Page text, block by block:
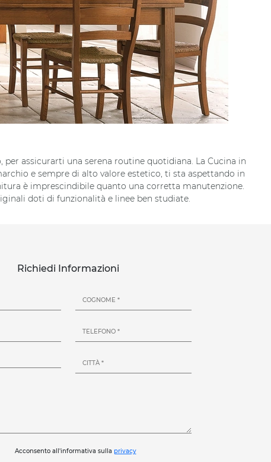
assicurarti una serena routine quotidiana. La Cucina in
e sempre di alto valore estetico, ti sta aspettando in
è imprescindibile quanto una corretta manutenzione.
doti di funzionalità e linee ben studiate.
Richiedi Informazioni
Acconsento all'informativa sulla privacy